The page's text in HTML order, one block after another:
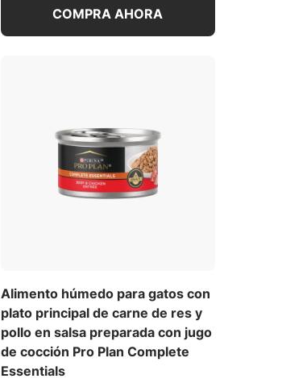
COMPRA AHORA
Alimento húmedo para gatos con
plato principal de carne de res y
pollo en salsa preparada con jugo
de cocción Pro Plan Complete
Essentials